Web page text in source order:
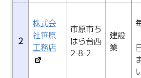
2
株式会
社笹原
工務店
市原市ち
はら台西
2-8-2
建設
業